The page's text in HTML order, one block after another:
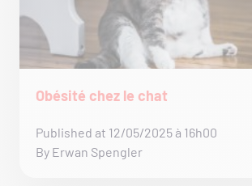
Obésité chez le chat
Published at 12/05/2025 à 16h00
By Erwan Spengler